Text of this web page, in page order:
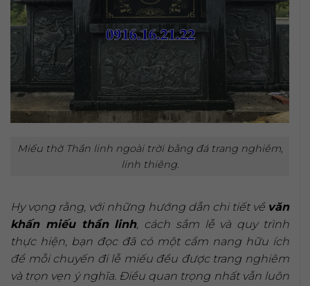
Miếu thờ Thần linh ngoài trời bằng đá trang nghiêm,
linh thiêng.
Hy vọng rằng, với những hướng dẫn chi tiết về văn
khấn miếu thần linh, cách sắm lễ và quy trình
thực hiện, bạn đọc đã có một cẩm nang hữu ích
để mỗi chuyến đi lễ miếu đều được trang nghiêm
và trọn vẹn ý nghĩa. Điều quan trọng nhất vẫn luôn